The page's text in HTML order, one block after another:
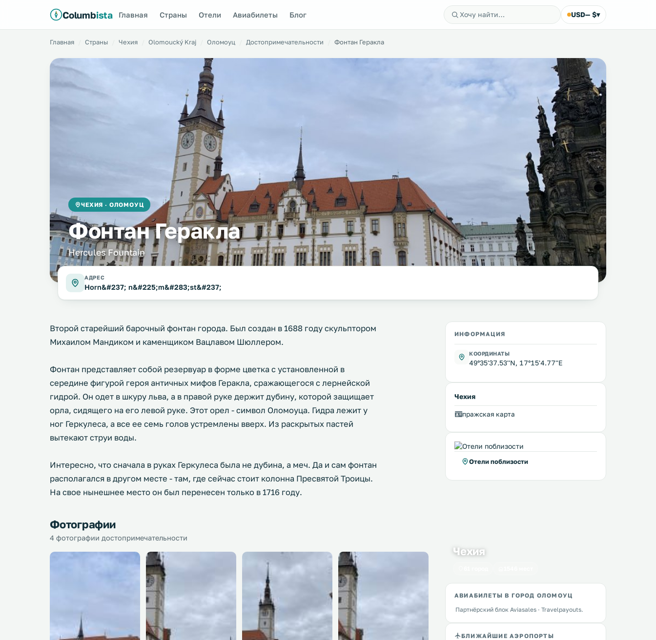
Columbista Главная Страны Отели Авиабилеты Блог USD— $▾
Главная Страны Чехия Olomoucký Kraj Оломоуц Достопримечательности Фонтан Геракла
ЧЕХИЯ · ОЛОМОУЦ
Фонтан Геракла
Hercules Fountain
АДРЕС
Horn&#237; n&#225;m&#283;st&#237;
Второй старейший барочный фонтан города. Был создан в 1688 году скульптором
Михаилом Мандиком и каменщиком Вацлавом Шюллером.
Фонтан представляет собой резервуар в форме цветка с установленной в
середине фигурой героя античных мифов Геракла, сражающегося с лернейской
гидрой. Он одет в шкуру льва, а в правой руке держит дубину, которой защищает
орла, сидящего на его левой руке. Этот орел - символ Оломоуца. Гидра лежит у
ног Геркулеса, а все ее семь голов устремлены вверх. Из раскрытых пастей
вытекают струи воды.
Интересно, что сначала в руках Геркулеса была не дубина, а меч. Да и сам фонтан
располагался в другом месте - там, где сейчас стоит колонна Пресвятой Троицы.
На свое нынешнее место он был перенесен только в 1716 году.
Фотографии
4 фотографии достопримечательности
ИНФОРМАЦИЯ
КООРДИНАТЫ
49°35'37.53''N, 17°15'4.77''E
Чехия
пражская карта
Отели поблизости
Чехия
АВИАБИЛЕТЫ В ГОРОД ОЛОМОУЦ
Партнёрский блок Aviasales · Travelpayouts.
БЛИЖАЙШИЕ АЭРОПОРТЫ